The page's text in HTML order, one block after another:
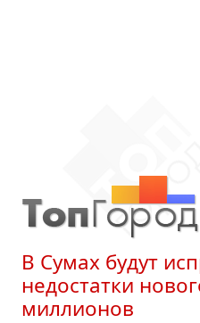
В Сумах будут
недостатки
миллионов